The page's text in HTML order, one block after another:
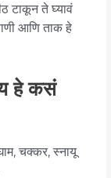
टाकून ते घ्यावं
आणि ताक हे
हे कसं
चक्कर, स्नायू